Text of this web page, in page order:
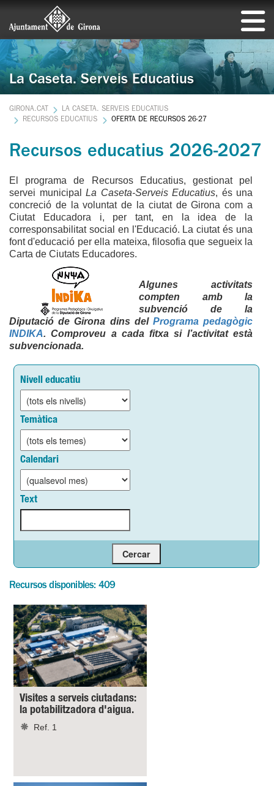
La Caseta. Serveis Educatius
GIRONA.CAT
LA CASETA. SERVEIS EDUCATIUS
RECURSOS EDUCATIUS
OFERTA DE RECURSOS 26-27
Recursos educatius 2026-2027
El programa de Recursos Educatius, gestionat pel
servei municipal La Caseta-Serveis Educatius, és una
concreció de la voluntat de la ciutat de Girona com a
Ciutat Educadora i, per tant, en la idea de la
corresponsabilitat social en l'Educació. La ciutat és una
font d'educació per ella mateixa, filosofia que segueix la
Carta de Ciutats Educadores.
Algunes activitats
compten amb la
subvenció de la
Diputació de Girona dins del Programa pedagògic
INDIKA. Comproveu a cada fitxa si l’activitat està
subvencionada.
Nivell educatiu
Temàtica
Calendari
Text
Recursos disponibles: 409
Visites a serveis ciutadans:
la potabilitzadora d'aigua.
Ref. 1